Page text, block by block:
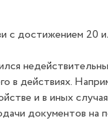
с достижением 20
в действиях.
и в иных
документов на